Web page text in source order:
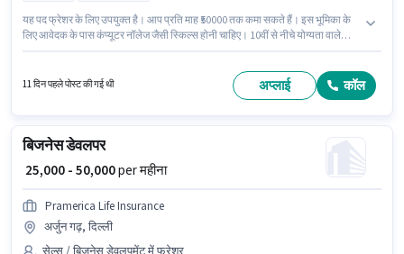
यह पद फ्रेशर के लिए उपयुक्त है। आप प्रति माह ₹50000 तक कमा सकते हैं। इस भूमिका के
लिए आवेदक के पास कंप्यूटर नॉलेज जैसी स्किल्स होनी चाहिए। 10वीं से नीचे योग्यता वाले
Financial Consultant के रूप में जुड़ें।
11 दिन पहले पोस्ट की गई थी अप्लाई कॉल
बिजनेस डेवलपर
₹ 25,000 - 50,000per महीना
Pramerica Life Insurance
अर्जुन गढ़, दिल्ली